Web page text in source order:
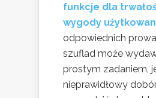
funkcje dla
wygody
odpowiednich
szuflad może
prostym zadaniem,
nieprawidłowy